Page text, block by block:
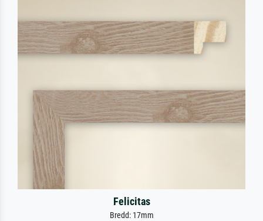
Felicitas
Bredd: 17mm